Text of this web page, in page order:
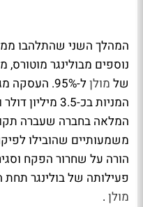
נוספים מבולינגר
של מולן
ל-95%.
המניות בכ-3.5 מיליון דולר ומביאה ל
המלאה בחברה שעברה
משמעותיים שהובילו
הורה על שחרור הפקח
פעילותה של בולינגר
מולן .